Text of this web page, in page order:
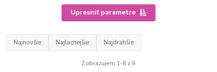
Upresniť parametre
Najnovšie Najlacnejšie Najdrahšie
Zobrazujem 1-8 z 8